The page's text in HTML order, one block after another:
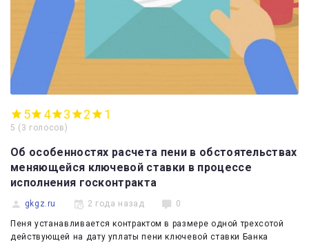
5 4 3 2 1
5 ( 3 голосов )
Об особенностях расчета пени в обстоятельствах
меняющейся ключевой ставки в процессе
исполнения госконтракта
gkgz.ru 2 года назад 0
Пеня устанавливается контрактом в размере одной трехсотой
действующей на дату уплаты пени ключевой ставки Банка